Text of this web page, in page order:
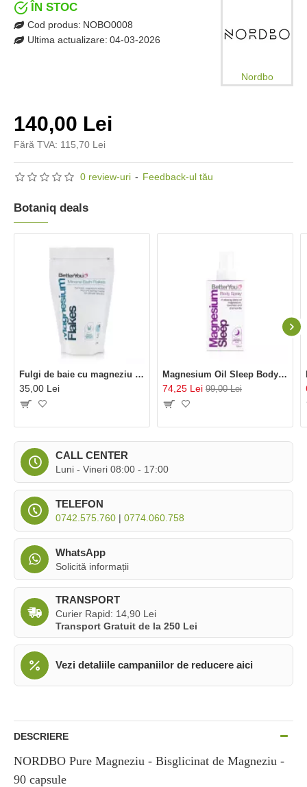
0 review-uri - Feedback-ul tău
140,00 Lei
Fără TVA: 115,70 Lei
ÎN STOC
Cod produs: NOBO0008
Ultima actualizare: 04-03-2026
Nordbo
CALL CENTER
Luni - Vineri 08:00 - 17:00
TELEFON
0742.575.760 | 0774.060.758
WhatsApp
Solicită informații
TRANSPORT
Curier Rapid: 14,90 Lei
Transport Gratuit de la 250 Lei
Vezi detaliile campaniilor de reducere aici
Botaniq deals
Fulgi de baie cu magneziu (250 grame), BetterYou
35,00 Lei
Magnesium Oil Sleep Body Spray (100 ml), BetterYou
74,25 Lei 99,00 Lei
DESCRIERE
NORDBO Pure Magneziu - Bisglicinat de Magneziu -
90 capsule